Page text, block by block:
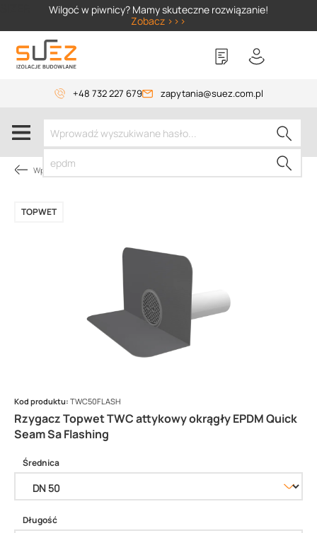
Wilgoć w piwnicy? Mamy skuteczne rozwiązanie!
Zobacz >>>
+48 732 227 679 zapytania@suez.com.pl
Wpusty TOPWET
Rzygacz Topwet TWC attykowy okrągły EPDM Quick
Seam Sa Flashing
TOPWET
Kod produktu: TWC50FLASH
Średnica
Długość